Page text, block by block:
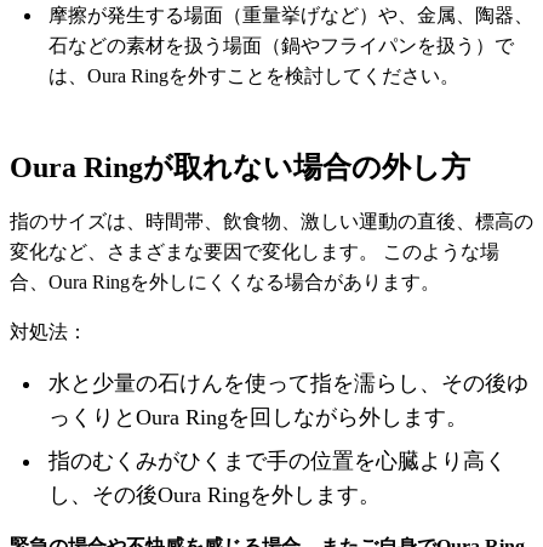
摩擦が発生する場面（重量挙げなど）や、金属、陶器、
石などの素材を扱う場面（鍋やフライパンを扱う）で
は、Oura Ringを外すことを検討してください。
Oura Ringが取れない場合の外し方
指のサイズは、時間帯、飲食物、激しい運動の直後、標高の
変化など、さまざまな要因で変化します。 このような場
合、Oura Ringを外しにくくなる場合があります。
対処法：
水と少量の石けんを使って指を濡らし、その後ゆ
っくりとOura Ringを回しながら外します。
指のむくみがひくまで手の位置を心臓より高く
し、その後Oura Ringを外します。